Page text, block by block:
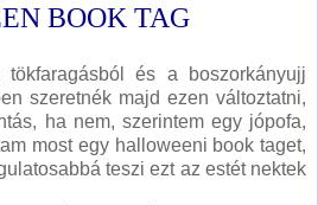
BOOK TAG
és a boszorkányujj
szeretnék majd ezen változtatni,
ha nem, szerintem egy jópofa,
most egy halloweeni book taget,
teszi ezt az estét nektek